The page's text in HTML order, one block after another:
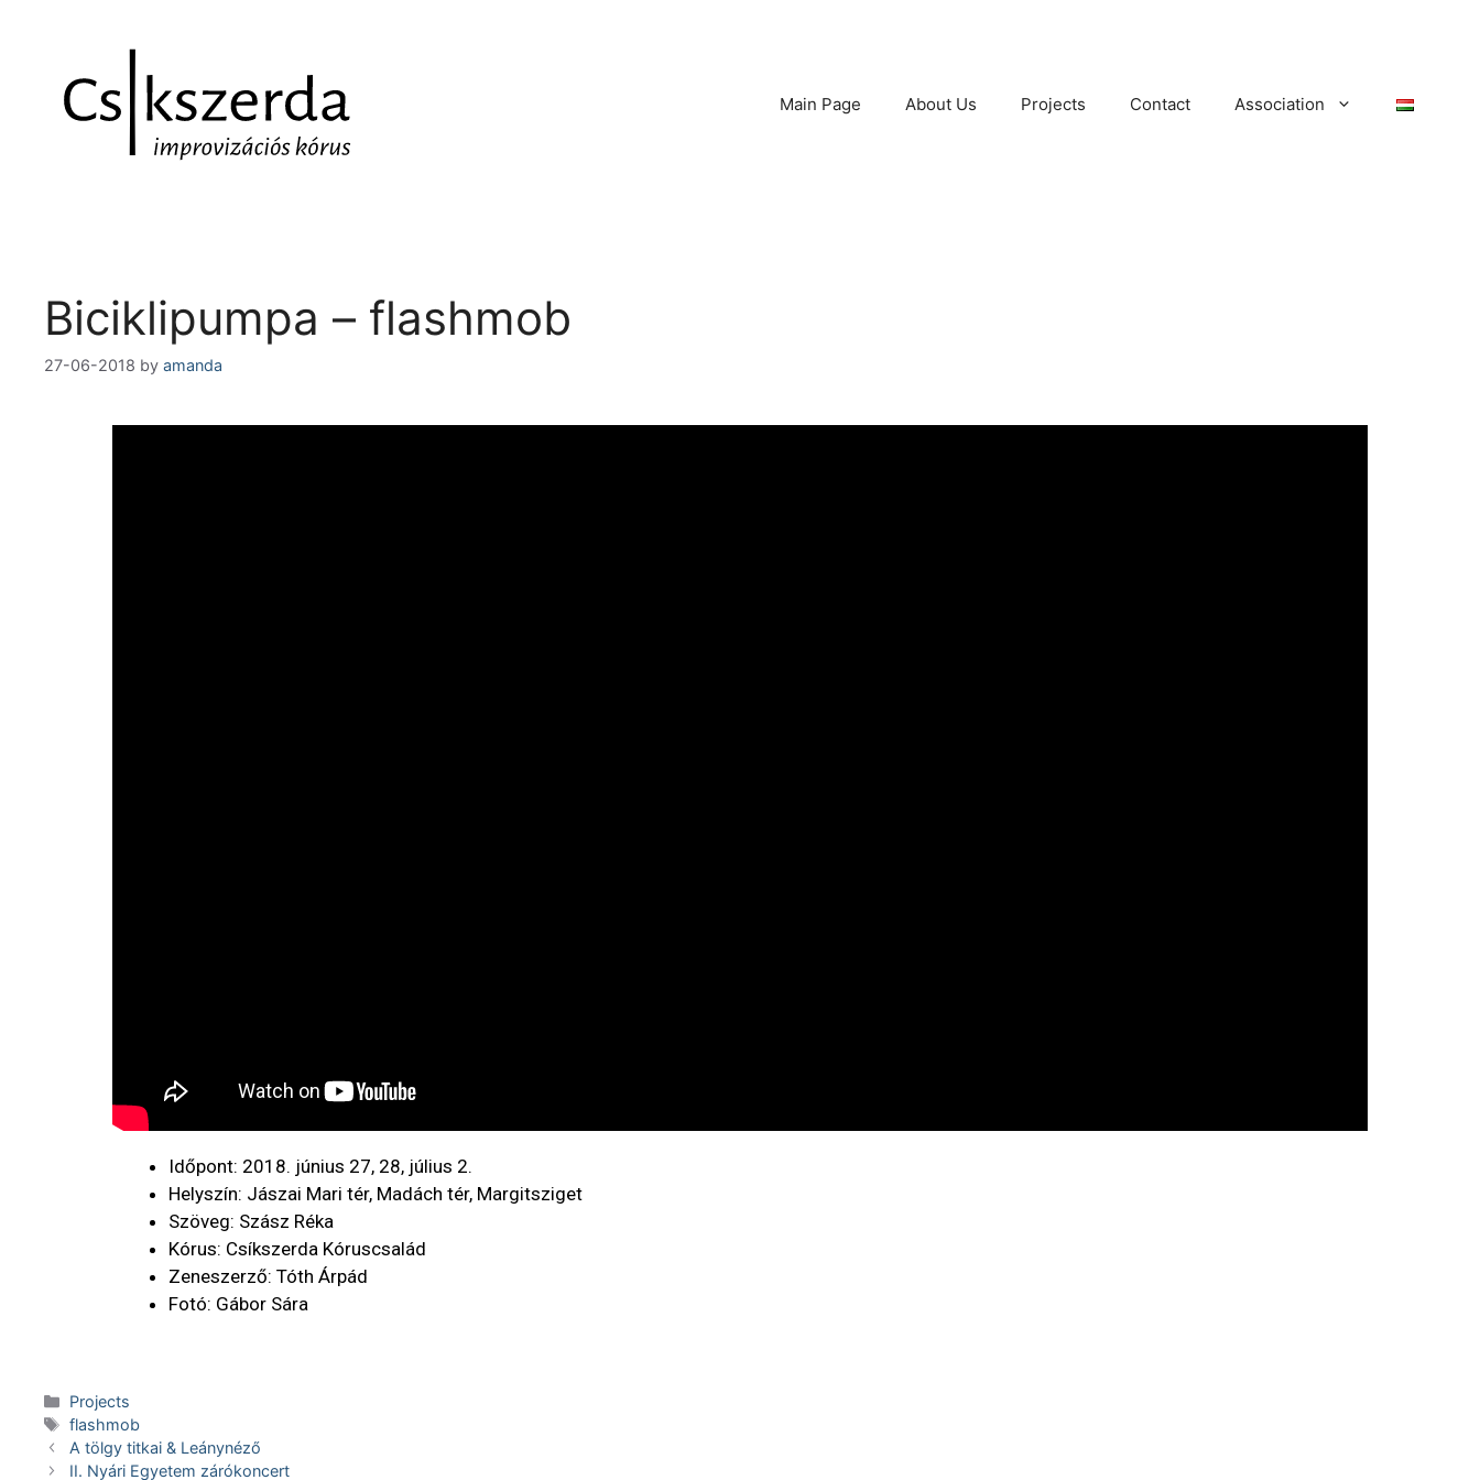
Main Page About Us Projects Contact Association
Biciklipumpa – flashmob
27-06-2018 by amanda
Időpont: 2018. június 27, 28, július 2.
Helyszín: Jászai Mari tér, Madách tér, Margitsziget
Szöveg: Szász Réka
Kórus: Csíkszerda Kóruscsalád
Zeneszerző: Tóth Árpád
Fotó: Gábor Sára
Projects
flashmob
A tölgy titkai & Leánynéző
II. Nyári Egyetem zárókoncert